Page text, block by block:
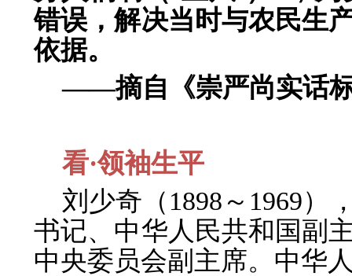
错误，解决当时与农民生
依据。
——摘自《崇严尚实话
看·领袖生平
刘少奇（1898～1969）
书记、中华人民共和国副
中央委员会副主席。中华